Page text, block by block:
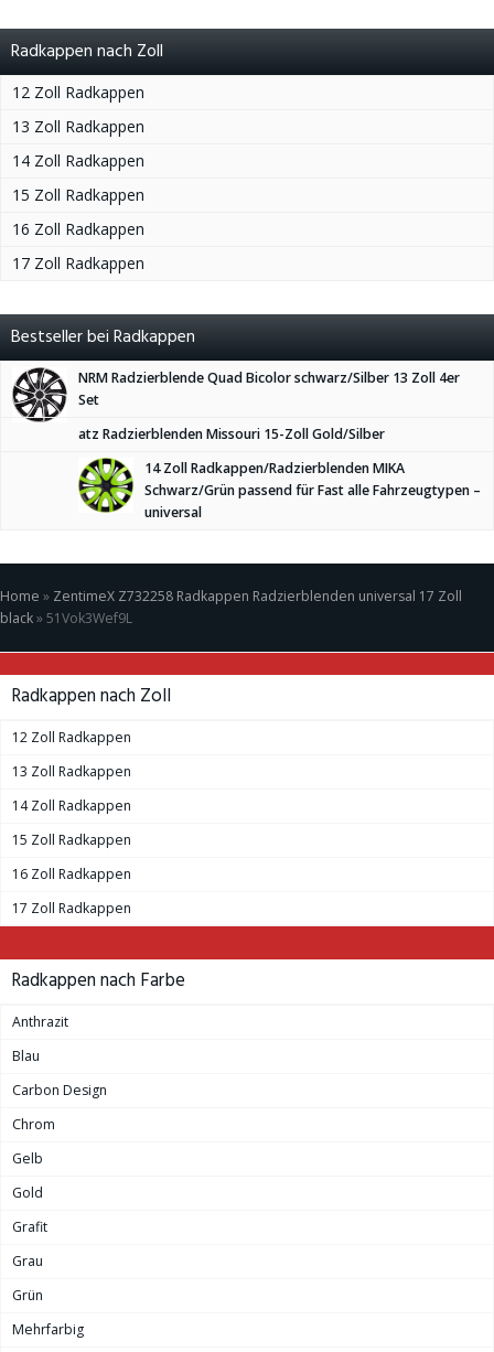
Radkappen nach Zoll
12 Zoll Radkappen
13 Zoll Radkappen
14 Zoll Radkappen
15 Zoll Radkappen
16 Zoll Radkappen
17 Zoll Radkappen
Bestseller bei Radkappen
NRM Radzierblende Quad Bicolor schwarz/Silber 13 Zoll 4er
Set
atz Radzierblenden Missouri 15-Zoll Gold/Silber
14 Zoll Radkappen/Radzierblenden MIKA
Schwarz/Grün passend für Fast alle Fahrzeugtypen –
universal
Home » ZentimeX Z732258 Radkappen Radzierblenden universal 17 Zoll
black»51Vok3Wef9L
Radkappen nach Zoll
12 Zoll Radkappen
13 Zoll Radkappen
14 Zoll Radkappen
15 Zoll Radkappen
16 Zoll Radkappen
17 Zoll Radkappen
Radkappen nach Farbe
Anthrazit
Blau
Carbon Design
Chrom
Gelb
Gold
Grafit
Grau
Grün
Mehrfarbig